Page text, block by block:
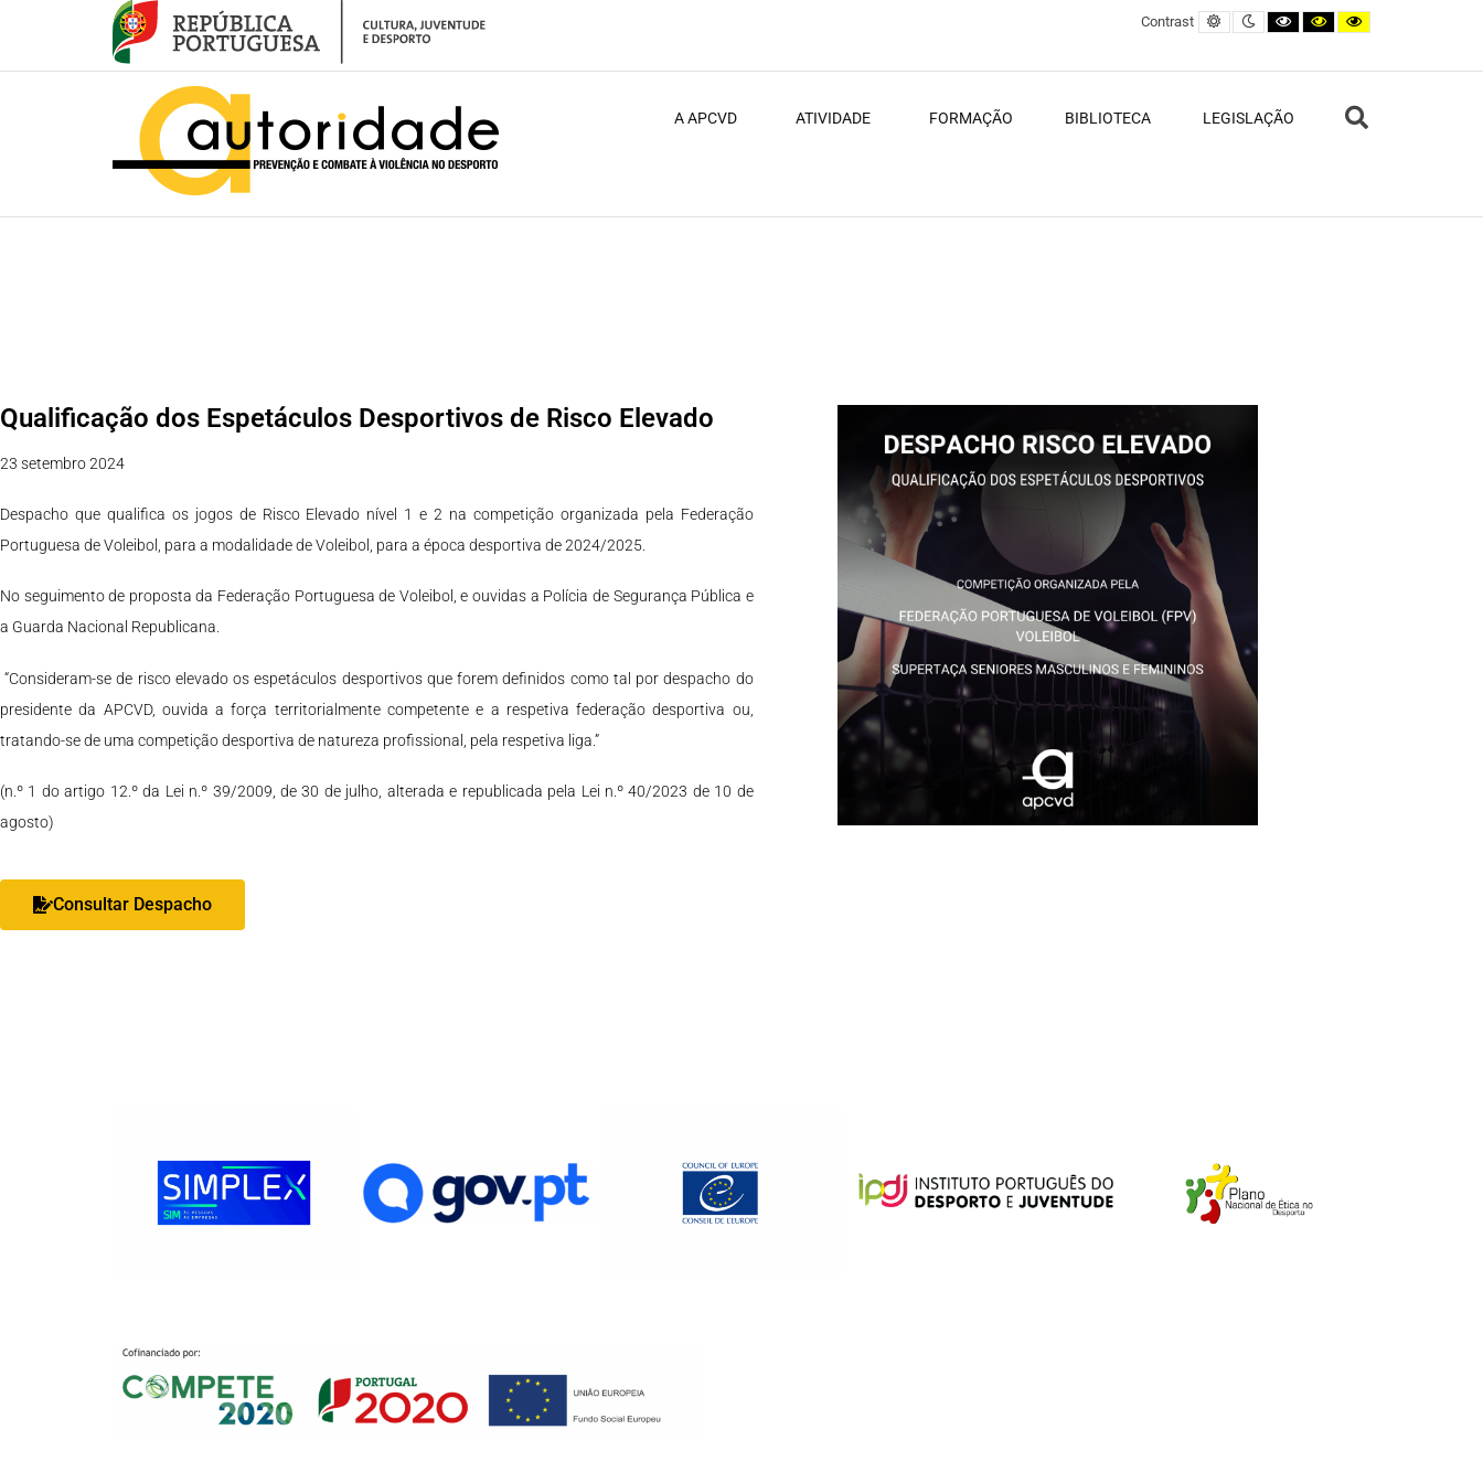
Contrast Default contrast
Night contrast
Black and White contrast
Black and Yellow
Yellow and Black
A APCVD ATIVIDADE FORMAÇÃO BIBLIOTECA LEGISLAÇÃO
Qualificação dos Espetáculos Desportivos de Risco Elevado
23 setembro 2024
Despacho que qualifica os jogos de Risco Elevado nível 1 e 2 na competição organizada pela Federação
Portuguesa de Voleibol, para a modalidade de Voleibol, para a época desportiva de 2024/2025.
No seguimento de proposta da Federação Portuguesa de Voleibol, e ouvidas a Polícia de Segurança Pública e
a Guarda Nacional Republicana.
“Consideram-se de risco elevado os espetáculos desportivos que forem definidos como tal por despacho do
presidente da APCVD, ouvida a força territorialmente competente e a respetiva federação desportiva ou,
tratando-se de uma competição desportiva de natureza profissional, pela respetiva liga.”
(n.º 1 do artigo 12.º da Lei n.º 39/2009, de 30 de julho, alterada e republicada pela Lei n.º 40/2023 de 10 de
agosto)
Consultar Despacho